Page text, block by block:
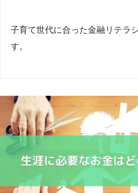
子育て世代に合った金融リテラ
す。